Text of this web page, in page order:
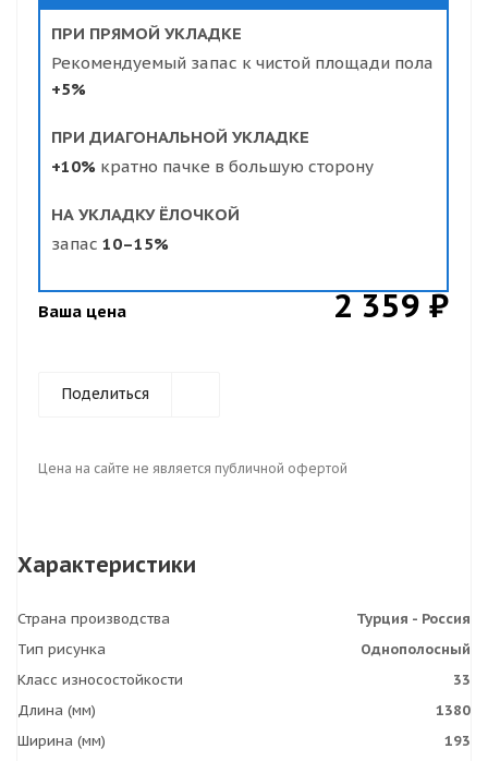
ПРИ ПРЯМОЙ УКЛАДКЕ
Рекомендуемый запас к чистой площади пола
+5%
ПРИ ДИАГОНАЛЬНОЙ УКЛАДКЕ
+10% кратно пачке в большую сторону
НА УКЛАДКУ ЁЛОЧКОЙ
запас 10–15%
Ваша цена 2 359 ₽
Поделиться
Цена на сайте не является публичной офертой
Характеристики
Страна производства
Турция - Россия
Тип рисунка
Однополосный
Класс износостойкости
33
Длина (мм)
1380
Ширина (мм)
193